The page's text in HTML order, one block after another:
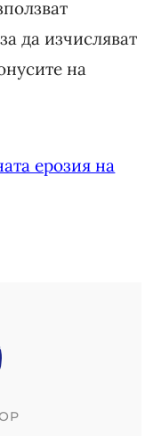
да изчисляват
на
ерозия на